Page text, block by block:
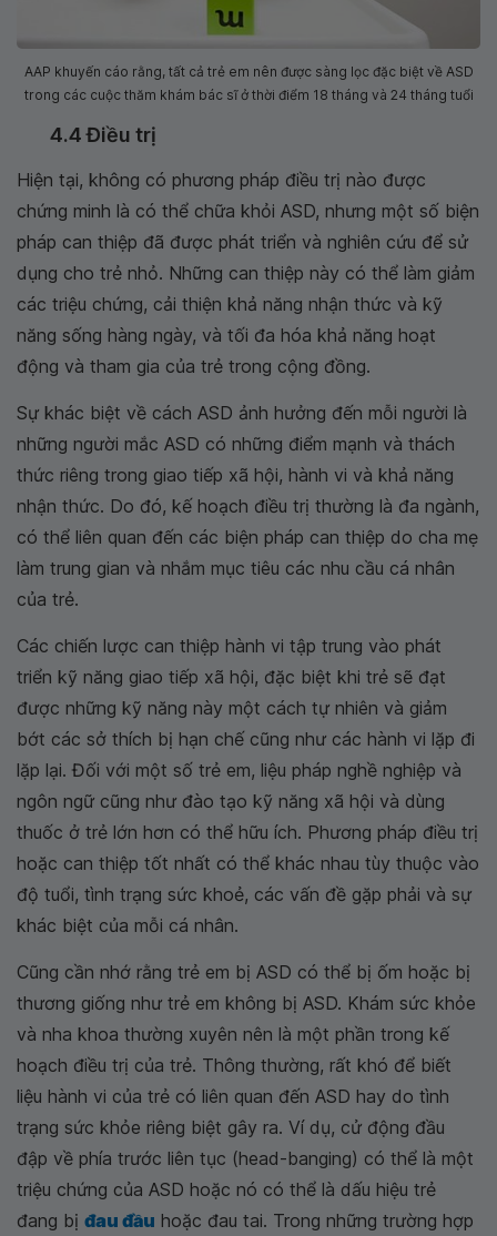
AAP khuyến cáo rằng, tất cả trẻ em nên được sàng lọc đặc biệt về ASD
trong các cuộc thăm khám bác sĩ ở thời điểm 18 tháng và 24 tháng tuổi
4.4 Điều trị
Hiện tại, không có phương pháp điều trị nào được
chứng minh là có thể chữa khỏi ASD, nhưng một số biện
pháp can thiệp đã được phát triển và nghiên cứu để sử
dụng cho trẻ nhỏ. Những can thiệp này có thể làm giảm
các triệu chứng, cải thiện khả năng nhận thức và kỹ
năng sống hàng ngày, và tối đa hóa khả năng hoạt
động và tham gia của trẻ trong cộng đồng.
Sự khác biệt về cách ASD ảnh hưởng đến mỗi người là
những người mắc ASD có những điểm mạnh và thách
thức riêng trong giao tiếp xã hội, hành vi và khả năng
nhận thức. Do đó, kế hoạch điều trị thường là đa ngành,
có thể liên quan đến các biện pháp can thiệp do cha mẹ
làm trung gian và nhắm mục tiêu các nhu cầu cá nhân
của trẻ.
Các chiến lược can thiệp hành vi tập trung vào phát
triển kỹ năng giao tiếp xã hội, đặc biệt khi trẻ sẽ đạt
được những kỹ năng này một cách tự nhiên và giảm
bớt các sở thích bị hạn chế cũng như các hành vi lặp đi
lặp lại. Đối với một số trẻ em, liệu pháp nghề nghiệp và
ngôn ngữ cũng như đào tạo kỹ năng xã hội và dùng
thuốc ở trẻ lớn hơn có thể hữu ích. Phương pháp điều trị
hoặc can thiệp tốt nhất có thể khác nhau tùy thuộc vào
độ tuổi, tình trạng sức khoẻ, các vấn đề gặp phải và sự
khác biệt của mỗi cá nhân.
Cũng cần nhớ rằng trẻ em bị ASD có thể bị ốm hoặc bị
thương giống như trẻ em không bị ASD. Khám sức khỏe
và nha khoa thường xuyên nên là một phần trong kế
hoạch điều trị của trẻ. Thông thường, rất khó để biết
liệu hành vi của trẻ có liên quan đến ASD hay do tình
trạng sức khỏe riêng biệt gây ra. Ví dụ, cử động đầu
đập về phía trước liên tục (head-banging) có thể là một
triệu chứng của ASD hoặc nó có thể là dấu hiệu trẻ
đang bị đau đầu hoặc đau tai. Trong những trường hợp